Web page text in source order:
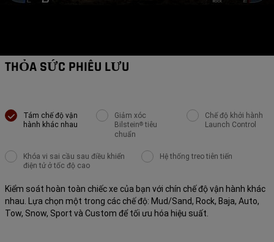
THỎA SỨC PHIÊU LƯU
Tám chế độ vận
hành khác nhau
Giảm xóc
Bilstein®tiêu
chuẩn
Chế độ khởi hành
Launch Control
Khóa vi sai cầu sau điều khiển
điện tử ở tốc độ cao
Hệ thống treo tiên tiến
Kiểm soát hoàn toàn chiếc xe của bạn với chín chế độ vận hành khác
nhau. Lựa chọn một trong các chế độ: Mud/Sand, Rock, Baja, Auto,
Tow, Snow, Sport và Custom để tối ưu hóa hiệu suất.